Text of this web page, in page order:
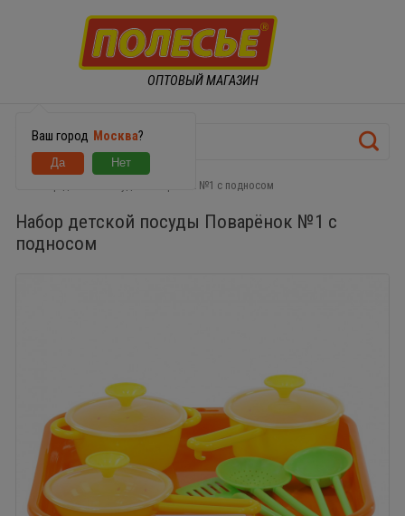
ОПТОВЫЙ МАГАЗИН
Ваш город Москва?
Набор детской посуды Поварёнок №1 с подносом
Набор детской посуды Поварёнок №1 с
подносом